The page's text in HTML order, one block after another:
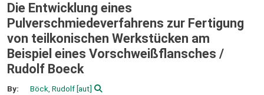
Die Entwicklung eines
Pulverschmiedeverfahrens zur Fertigung
von teilkonischen Werkstücken am
Beispiel eines Vorschweißflansches /
Rudolf Boeck
By: Böck, Rudolf[aut]